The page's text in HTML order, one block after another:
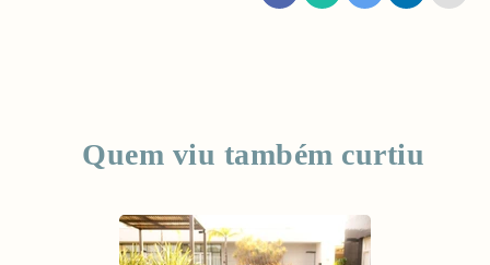
Quem viu também curtiu